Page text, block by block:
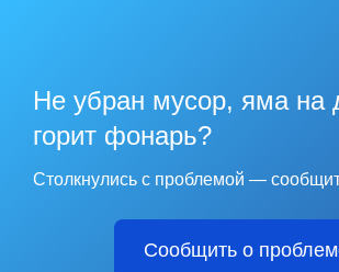
Не убран мусор, яма на
горит фонарь?
Столкнулись с проблемой —
Сообщить о